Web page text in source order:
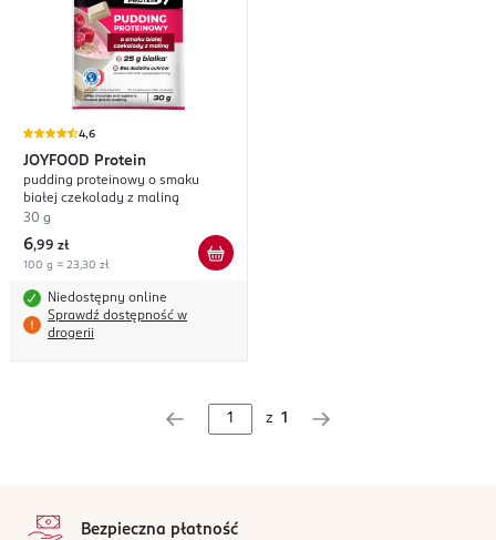
4,6
JOYFOOD Protein
pudding proteinowy o smaku
białej czekolady z maliną
30 g
6,99 zł
100 g = 23,30 zł
Niedostępny online
Sprawdź dostępność w
drogerii
z 1
Bezpieczna płatność